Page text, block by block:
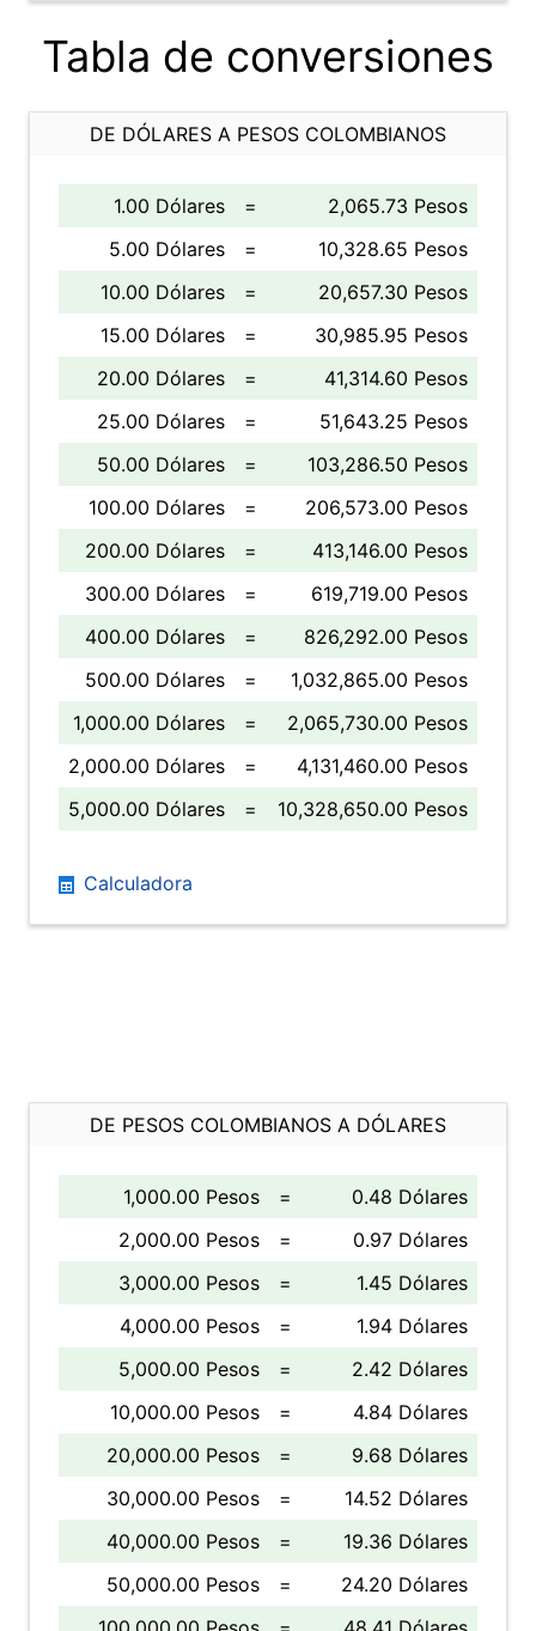
Tabla de conversiones
DE DÓLARES A PESOS COLOMBIANOS
1.00 Dólares =
2,065.73 Pesos
5.00 Dólares
=
10,328.65 Pesos
10.00 Dólares
=
20,657.30 Pesos
15.00 Dólares
=
30,985.95 Pesos
20.00 Dólares
=
41,314.60 Pesos
25.00 Dólares
=
51,643.25 Pesos
50.00 Dólares
=
103,286.50 Pesos
100.00 Dólares
=
206,573.00 Pesos
200.00 Dólares
=
413,146.00 Pesos
300.00 Dólares
=
619,719.00 Pesos
400.00 Dólares
=
826,292.00 Pesos
500.00 Dólares
=
1,032,865.00 Pesos
1,000.00 Dólares
=
2,065,730.00 Pesos
2,000.00 Dólares
=
4,131,460.00 Pesos
5,000.00 Dólares
= 10,328,650.00 Pesos
Calculadora
DE PESOS COLOMBIANOS A DÓLARES
1,000.00 Pesos =
0.48 Dólares
2,000.00 Pesos
=
0.97 Dólares
3,000.00 Pesos
=
1.45 Dólares
4,000.00 Pesos
=
1.94 Dólares
5,000.00 Pesos
=
2.42 Dólares
10,000.00 Pesos
=
4.84 Dólares
20,000.00 Pesos
=
9.68 Dólares
30,000.00 Pesos
=
14.52 Dólares
40,000.00 Pesos
=
19.36 Dólares
50,000.00 Pesos
=
24.20 Dólares